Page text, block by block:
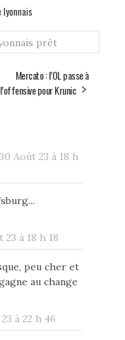
lyonnais
prêt
Mercato : l’OL passe à
l’offensive pour Krunic
Août 23 à 18 h
à 18 h 18
peu cher et
au change
à 22 h 46